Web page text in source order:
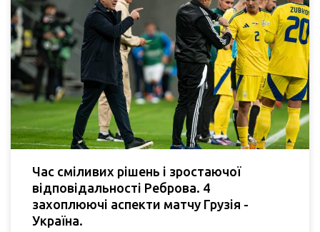
Час сміливих рішень і зростаючої
відповідальності Реброва. 4
захоплюючі аспекти матчу Грузія -
Україна.